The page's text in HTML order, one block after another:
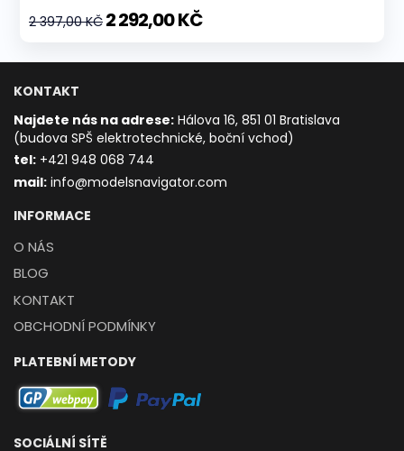
2 397,00 KČ 2 292,00 KČ
KONTAKT
Najdete nás na adrese: Hálova 16, 851 01 Bratislava
(budova SPŠ elektrotechnické, boční vchod)
tel: +421 948 068 744
mail: info@modelsnavigator.com
INFORMACE
O NÁS
BLOG
KONTAKT
OBCHODNÍ PODMÍNKY
PLATEBNÍ METODY
SOCIÁLNÍ SÍTĚ